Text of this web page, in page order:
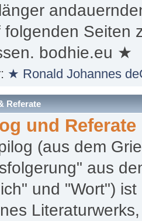
folgenden Seiten
bodhie.eu ★
★ Ronald Johannes
Referate
und Referate
(aus dem
aus
und "Wort")